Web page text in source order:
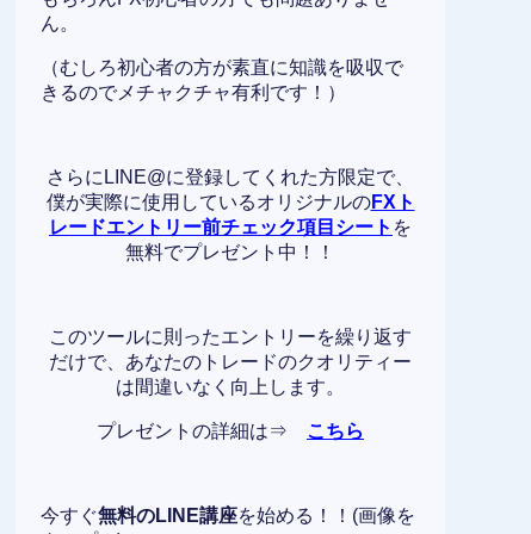
ん。
（むしろ初心者の方が素直に知識を吸収で
きるのでメチャクチャ有利です！）
さらにLINE@に登録してくれた方限定で、
僕が実際に使用しているオリジナルのFXト
レードエントリー前チェック項目シート を
無料でプレゼント中！！
このツールに則ったエントリーを繰り返す
だけで、あなたのトレードのクオリティー
は間違いなく向上します。
プレゼントの詳細は⇒ こちら
今すぐ無料のLINE講座を始める！！(画像を